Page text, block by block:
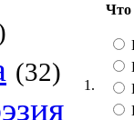
(32) 1.
Что